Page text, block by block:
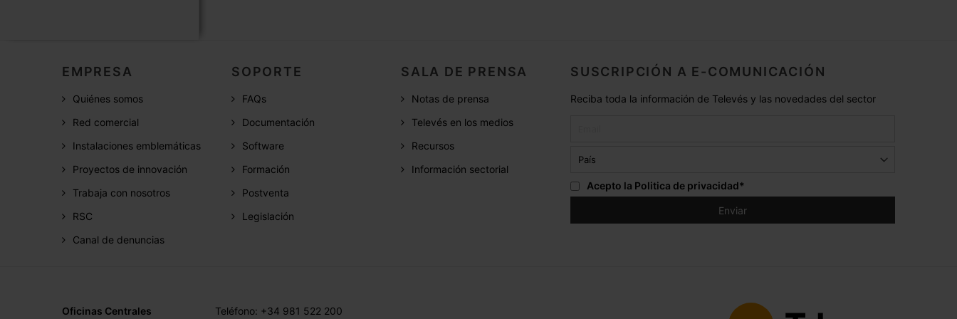
EMPRESA
Quiénes somos
Red comercial
Instalaciones emblemáticas
Proyectos de innovación
Trabaja con nosotros
RSC
Canal de denuncias
SOPORTE
FAQs
Documentación
Software
Formación
Postventa
Legislación
SALA DE PRENSA
Notas de prensa
Televés en los medios
Recursos
Información sectorial
SUSCRIPCIÓN A E-COMUNICACIÓN
Reciba toda la información de Televés y las novedades del sector
Acepto la Politica de privacidad*
Oficinas Centrales Teléfono: +34 981 522 200